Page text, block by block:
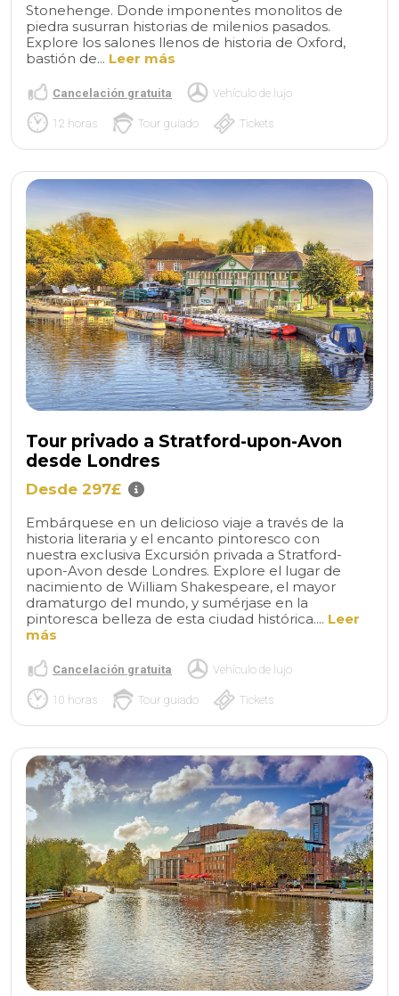
Stonehenge. Donde imponentes monolitos de
piedra susurran historias de milenios pasados.
Explore los salones llenos de historia de Oxford,
bastión de... Leer más
Cancelación gratuita Vehículo de lujo
12 horas Tour guiado Tickets
Tour privado a Stratford-upon-Avon
desde Londres
Desde 297£
Embárquese en un delicioso viaje a través de la
historia literaria y el encanto pintoresco con
nuestra exclusiva Excursión privada a Stratford-
upon-Avon desde Londres. Explore el lugar de
nacimiento de William Shakespeare, el mayor
dramaturgo del mundo, y sumérjase en la
pintoresca belleza de esta ciudad histórica.... Leer
más
Cancelación gratuita Vehículo de lujo
10 horas Tour guiado Tickets